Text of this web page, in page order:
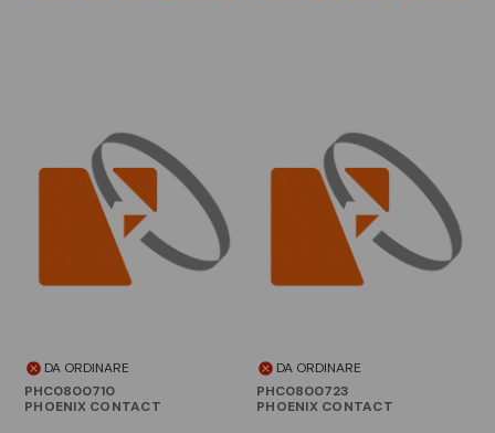
DA ORDINARE
PHC0800710
PHOENIX CONTACT
DA ORDINARE
PHC0800723
PHOENIX CONTACT